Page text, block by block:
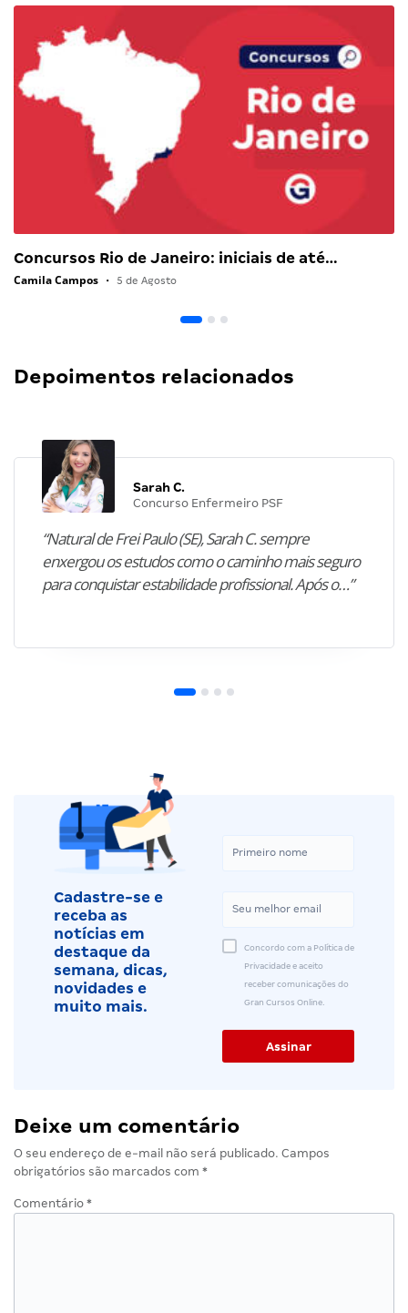
Concursos Rio de Janeiro: iniciais de até…
Camila Campos • 5 de Agosto
Depoimentos relacionados
Sarah C.
Concurso Enfermeiro PSF
“Natural de Frei Paulo (SE), Sarah C. sempre
enxergou os estudos como o caminho mais seguro
para conquistar estabilidade profissional. Após o…”
Cadastre-se e
receba as
notícias em
destaque da
semana, dicas,
novidades e
muito mais.
Concordo com a Política de
Privacidade e aceito
receber comunicações do
Gran Cursos Online.
Deixe um comentário
O seu endereço de e-mail não será publicado. Campos
obrigatórios são marcados com *
Comentário *